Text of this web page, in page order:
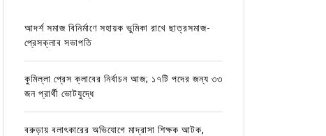
আদর্শ সমাজ বিনির্মাণে সহায়ক ভুমিকা রাখে ছাত্রসমাজ-
প্রেসক্লাব সভাপতি
কুমিল্লা প্রেস ক্লাবের নির্বাচন আজ; ১৭টি পদের জন্য ৩৩
জন প্রার্থী ভোটযুদ্ধে
বরুড়ায় বলাৎকারের অভিযোগে মাদ্রাসা শিক্ষক আটক,